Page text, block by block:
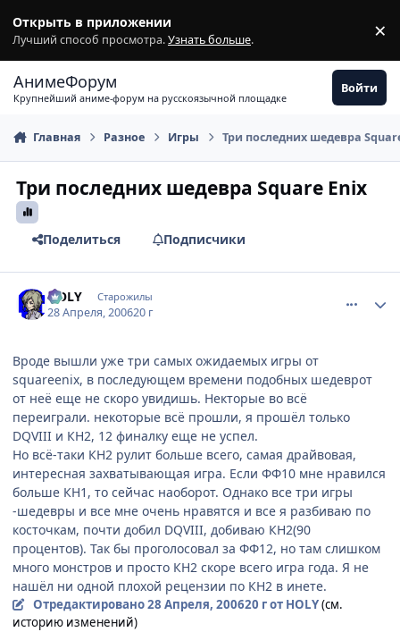
Открыть в приложении
Лучший способ просмотра.Узнать больше. ×
АнимеФорум
Крупнейший аниме-форум на русскоязычной площадке
Войти
Главная Разное Игры Три последних шедевра
Три последних шедевра Square Enix
Поделиться Подписчики
HOLY Старожилы
28 Апреля, 200620 г
Вроде вышли уже три самых ожидаемых игры от
squareenix, в последующем времени подобных шедеврот
от неё еще не скоро увидишь. Некторые во всё
переиграли. некоторые всё прошли, я прошёл только
DQVIII и КН2, 12 финалку еще не успел.
Но всё-таки КН2 рулит больше всего, самая драйвовая,
интересная захватывающая игра. Если ФФ10 мне нравился
больше КН1, то сейчас наоборот. Однако все три игры
-шедевры и все мне очень нравятся и все я разбиваю по
косточкам, почти добил DQVIII, добиваю КН2(90
процентов). Так бы проголосовал за ФФ12, но там слишком
много монстров и просто КН2 скоре всего игра года. Я не
нашёл ни одной плохой рецензии по КН2 в инете.
Отредактировано28 Апреля, 200620 гот HOLY(см.
историю изменений)